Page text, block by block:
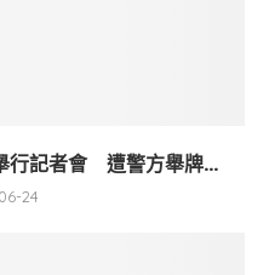
行記者會 遭警方舉牌...
24